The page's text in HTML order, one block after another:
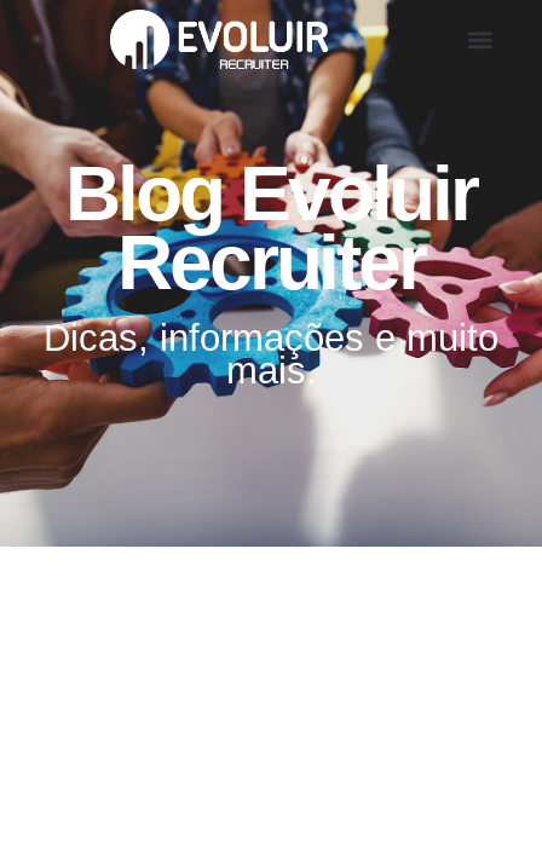
Blog Evoluir
Recruiter
Dicas, informações e muito
mais.